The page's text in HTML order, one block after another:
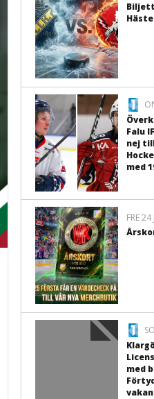
Falu
nej
med
FRE
med